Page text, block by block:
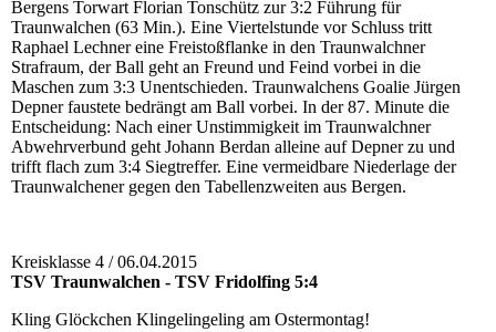
Bergens Torwart Florian Tonschütz zur 3:2 Führung für
Traunwalchen (63 Min.). Eine Viertelstunde vor Schluss tritt
Raphael Lechner eine Freistoßflanke in den Traunwalchner
Strafraum, der Ball geht an Freund und Feind vorbei in die
Maschen zum 3:3 Unentschieden. Traunwalchens Goalie Jürgen
Depner faustete bedrängt am Ball vorbei. In der 87. Minute die
Entscheidung: Nach einer Unstimmigkeit im Traunwalchner
Abwehrverbund geht Johann Berdan alleine auf Depner zu und
trifft flach zum 3:4 Siegtreffer. Eine vermeidbare Niederlage der
Traunwalchener gegen den Tabellenzweiten aus Bergen.
Kreisklasse 4 / 06.04.2015
TSV Traunwalchen - TSV Fridolfing 5:4
Kling Glöckchen Klingelingeling am Ostermontag!